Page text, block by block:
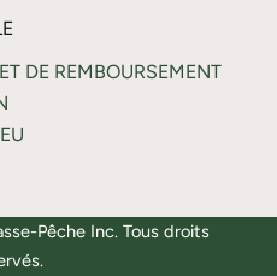
DE REMBOURSEMENT
Pêche Inc. Tous droits